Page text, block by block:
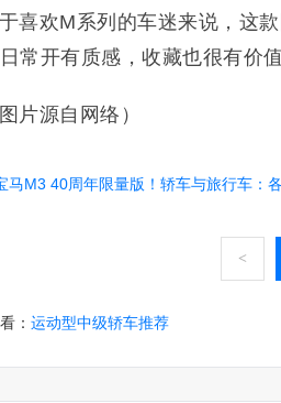
喜欢M系列的车迷来说，这
常开有质感，收藏也很有价值
图片源自网络）
马M3 40周年限量版！轿车与旅行车：各限量20台
<
： 运动型中级轿车推荐